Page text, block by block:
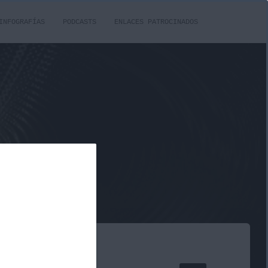
INFOGRAFÍAS PODCASTS ENLACES PATROCINADOS